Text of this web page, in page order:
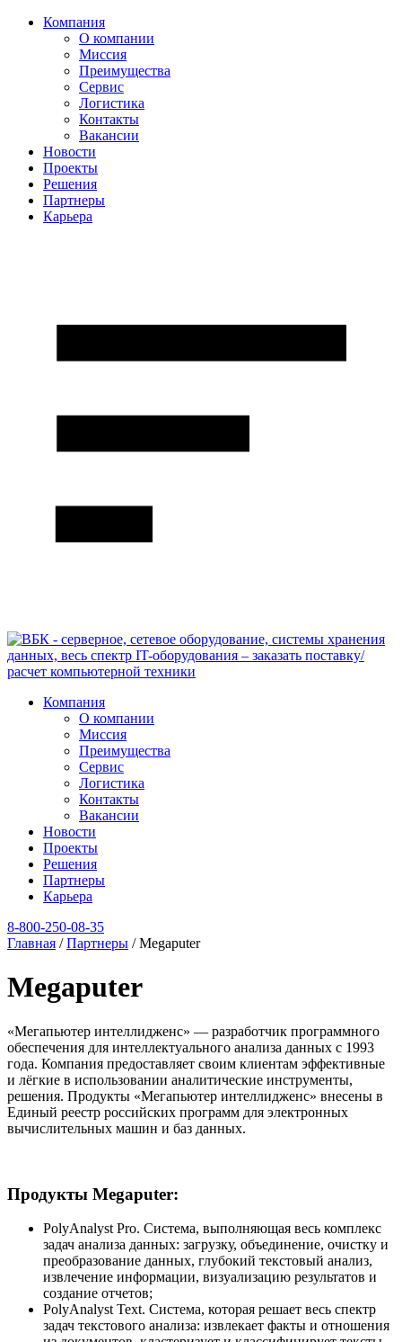
Компания
О компании
Миссия
Преимущества
Сервис
Логистика
Контакты
Вакансии
Новости
Проекты
Решения
Партнеры
Карьера
Компания
О компании
Миссия
Преимущества
Сервис
Логистика
Контакты
Вакансии
Новости
Проекты
Решения
Партнеры
Карьера
8‑800‑250‑08‑35
Главная /Партнеры /Megaputer
Megaputer
«Мегапьютер интеллидженс» — разработчик программного
обеспечения для интеллектуального анализа данных с 1993
года. Компания предоставляет своим клиентам эффективные
и лёгкие в использовании аналитические инструменты,
решения. Продукты «Мегапьютер интеллидженс» внесены в
Единый реестр российских программ для электронных
вычислительных машин и баз данных.
Продукты Megaputer:
PolyAnalyst Pro. Система, выполняющая весь комплекс
задач анализа данных: загрузку, объединение, очистку и
преобразование данных, глубокий текстовый анализ,
извлечение информации, визуализацию результатов и
создание отчетов;
PolyAnalyst Text. Система, которая решает весь спектр
задач текстового анализа: извлекает факты и отношения